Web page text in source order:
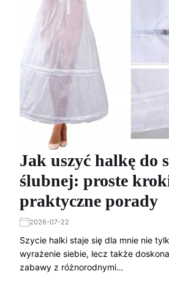
Jak uszyć halkę do
ślubnej: proste
praktyczne porady
2026-07-22
Szycie halki staje się dla mnie nie
wyrażenie siebie, lecz także
zabawy z różnorodnymi…